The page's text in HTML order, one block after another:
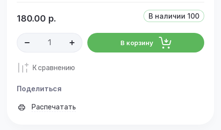
В наличии 100
180.00 р.
В корзину
К сравнению
Поделиться
Распечатать